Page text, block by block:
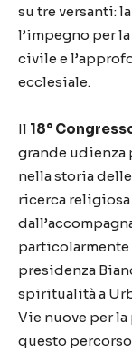
su tre versanti:
l’impegno per
civile e
ecclesiale.
Il 18°
grande udienza
nella storia
ricerca
particolarmente
presidenza
spiritualità a
Vie nuove per
questo